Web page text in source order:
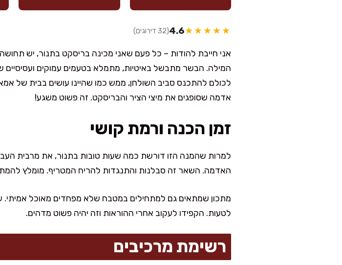
★★★★★
4.6(32 דירוגים)
אני חייבת להודות – כל פעם שאני מכינה בריסקט בתנור, יש
המילה. הבשר מתבשל באיטיות, מתמלא בטעמים עמוקים ועסיסיים
לכולם להתכנס סביב השולחן, ממש כמו שהיינו עושים בבית של
אדמה שסופגים את מיצי הציר והבריסקט. זה פשוט משגע!
זמן הכנה ורמת קושי
האדמה. השאר זה סבלנות והתנגדות להריח המטריף. מומלץ להמתין לפחות 3 שעות בישול, ועוד זמן
מתכון שמתאים גם למתחילים במטבח שלא מפחדים מאוכל אמיתי. עם
לטעות. הקפידו לעקוב אחרי ההוראות וזה יהיה פשוט מדהים.
רשימת מרכיבים